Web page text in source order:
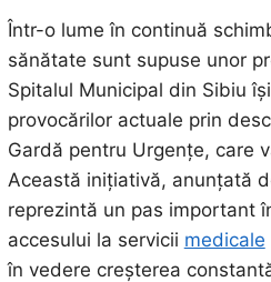
Într-o lume în continuă
sănătate sunt supuse unor
Spitalul Municipal din Sibiu
provocărilor actuale prin
Gardă pentru Urgențe, care
Această inițiativă, anunțată
reprezintă un pas important
accesului la servicii medicale
în vedere creșterea